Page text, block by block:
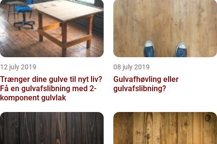
12 july 2019
Trænger dine gulve til nyt liv?
Få en gulvafslibning med 2-
komponent gulvlak
08 july 2019
Gulvafhøvling eller
gulvafslibning?